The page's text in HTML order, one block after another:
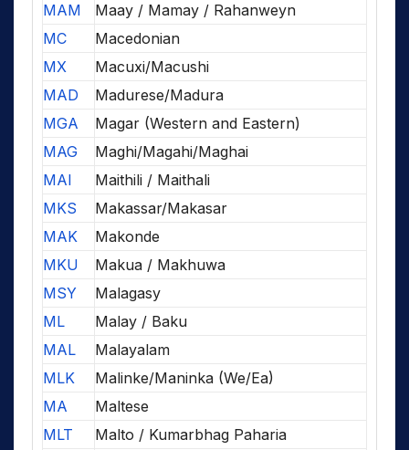
MAM
Maay / Mamay / Rahanweyn
MC
Macedonian
MX
Macuxi/Macushi
MAD
Madurese/Madura
MGA
Magar (Western and Eastern)
MAG
Maghi/Magahi/Maghai
MAI
Maithili / Maithali
MKS
Makassar/Makasar
MAK
Makonde
MKU
Makua / Makhuwa
MSY
Malagasy
ML
Malay / Baku
MAL
Malayalam
MLK
Malinke/Maninka (We/Ea)
MA
Maltese
MLT
Malto / Kumarbhag Paharia